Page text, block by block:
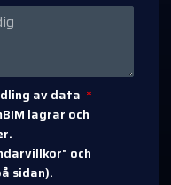
av data
lagrar och
och
sidan).